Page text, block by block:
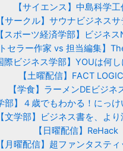
【サイエンス】中島科学工
【サークル】サウナビジネスサ
【スポーツ経済学部】ビジネス
トセラー作家 vs 担当編集】
際ビジネス学部】YOUは何
【土曜配信】FACT
【学食】ラーメンDEビジネ
部】４歳でもわかる！にっ
【文学部】ビジネス書を、よ
【日曜配信】ReHack
【月曜配信】超ファンタステ